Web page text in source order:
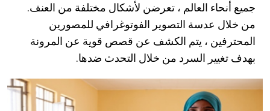
جميع أنحاء العالم ، تعرضن لأشكال مختلفة من العنف.
من خلال عدسة التصوير الفوتوغرافي للمصورين
المحترفين ، يتم الكشف عن قصص قوية عن المرونة
بهدف تغيير السرد من خلال التحدث ضدها.